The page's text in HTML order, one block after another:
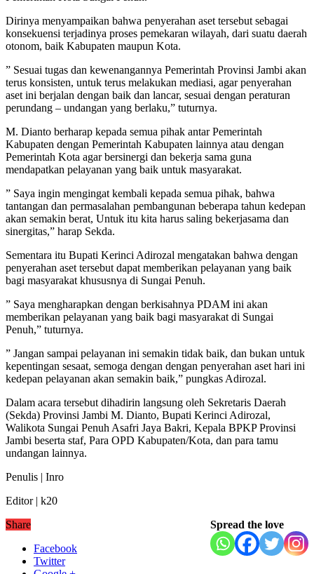
Dirinya menyampaikan bahwa penyerahan aset tersebut sebagai
konsekuensi terjadinya proses pemekaran wilayah, dari suatu daerah
otonom, baik Kabupaten maupun Kota.
” Sesuai tugas dan kewenangannya Pemerintah Provinsi Jambi akan
terus konsisten, untuk terus melakukan mediasi, agar penyerahan
aset ini berjalan dengan baik dan lancar, sesuai dengan peraturan
perundang – undangan yang berlaku,” tuturnya.
M. Dianto berharap kepada semua pihak antar Pemerintah
Kabupaten dengan Pemerintah Kabupaten lainnya atau dengan
Pemerintah Kota agar bersinergi dan bekerja sama guna
mendapatkan pelayanan yang baik untuk masyarakat.
” Saya ingin mengingat kembali kepada semua pihak, bahwa
tantangan dan permasalahan pembangunan beberapa tahun kedepan
akan semakin berat, Untuk itu kita harus saling bekerjasama dan
sinergitas,” harap Sekda.
Sementara itu Bupati Kerinci Adirozal mengatakan bahwa dengan
penyerahan aset tersebut dapat memberikan pelayanan yang baik
bagi masyarakat khususnya di Sungai Penuh.
” Saya mengharapkan dengan berkisahnya PDAM ini akan
memberikan pelayanan yang baik bagi masyarakat di Sungai
Penuh,” tuturnya.
” Jangan sampai pelayanan ini semakin tidak baik, dan bukan untuk
kepentingan sesaat, semoga dengan dengan penyerahan aset hari ini
kedepan pelayanan akan semakin baik,” pungkas Adirozal.
Dalam acara tersebut dihadirin langsung oleh Sekretaris Daerah
(Sekda) Provinsi Jambi M. Dianto, Bupati Kerinci Adirozal,
Walikota Sungai Penuh Asafri Jaya Bakri, Kepala BPKP Provinsi
Jambi beserta staf, Para OPD Kabupaten/Kota, dan para tamu
undangan lainnya.
Penulis | Inro
Editor | k20
Spread the love
Share
Facebook
Twitter